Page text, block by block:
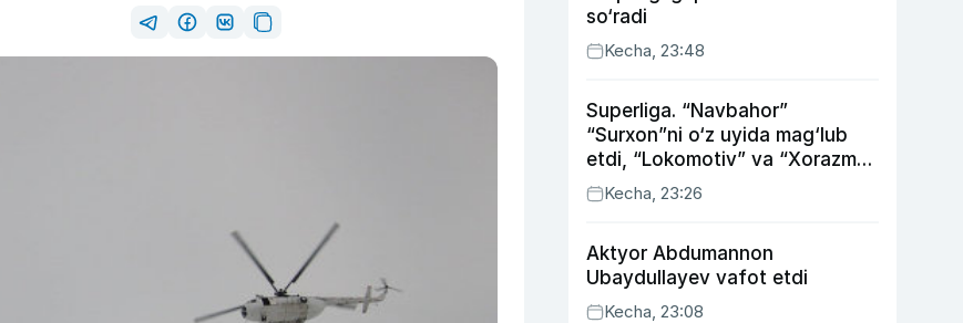
so‘radi
Kecha, 23:48
Superliga. “Navbahor”
“Surxon”ni o‘z uyida mag‘lub
etdi, “Lokomotiv” va “Xorazm”
uyda g‘alaba qozondi
Kecha, 23:26
Aktyor Abdu­mannon
Ubaydullayev vafot etdi
Kecha, 23:08